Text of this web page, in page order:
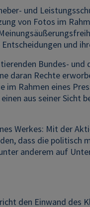
und
von Fotos im
und
Bundes- und
daran Rechte
im Rahmen eines
aus seiner Sicht
Werkes: Mit der
dass die politisch
anderem auf
den Einwand des